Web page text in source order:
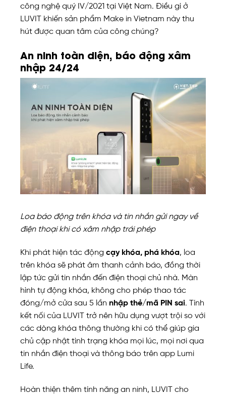
công nghệ quý IV/2021 tại Việt Nam. Điều gì ở
LUVIT khiến sản phẩm Make in Vietnam này thu
hút được quan tâm của công chúng?
An ninh toàn diện, báo động xâm
nhập 24/24
Loa báo động trên khóa và tin nhắn gửi ngay về
điện thoại khi có xâm nhập trái phép
Khi phát hiện tác động cạy khóa, phá khóa, loa
trên khóa sẽ phát âm thanh cảnh báo, đồng thời
lập tức gửi tin nhắn đến điện thoại chủ nhà. Màn
hình tự động khóa, không cho phép thao tác
đóng/mở cửa sau 5 lần nhập thẻ/mã PIN sai. Tính
kết nối của LUVIT trở nên hữu dụng vượt trội so với
các dòng khóa thông thường khi có thể giúp gia
chủ cập nhật tình trạng khóa mọi lúc, mọi nơi qua
tin nhắn điện thoại và thông báo trên app Lumi
Life.
Hoàn thiện thêm tính năng an ninh, LUVIT cho